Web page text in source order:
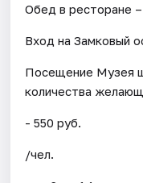
Обед в ресторане
Вход на Замковый
Посещение Музея
количества
- 550 руб.
/чел.